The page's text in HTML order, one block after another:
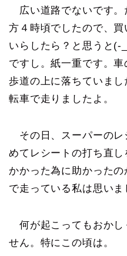
広い道路でないです。
方４時頃でしたので、
いらしたら？と思うと
ですし。紙一重です。
歩道の上に落ちていま
転車で走りましたよ。
その日、スーパーのレ
めてレシートの打ち直
かかった為に助かった
で走っている私は思いま
何が起こってもおかし
せん。特にこの頃は。